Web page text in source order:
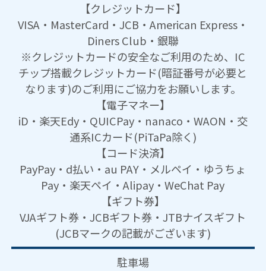
【クレジットカード】
VISA・MasterCard・JCB・American Express・
Diners Club・銀聯
※クレジットカードの安全なご利用のため、IC
チップ搭載クレジットカード(暗証番号が必要と
なります)のご利用にご協力をお願いします。
【電子マネー】
iD・楽天Edy・QUICPay・nanaco・WAON・交
通系ICカード(PiTaPa除く)
【コード決済】
PayPay・d払い・au PAY・メルペイ・ゆうちょ
Pay・楽天ペイ・Alipay・WeChat Pay
【ギフト券】
VJAギフト券・JCBギフト券・JTBナイスギフト
(JCBマークの記載がございます)
駐車場